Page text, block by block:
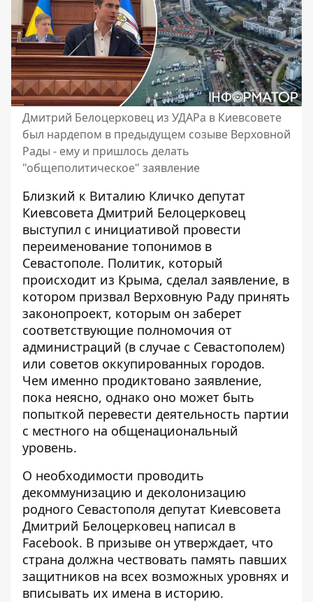
Дмитрий Белоцерковец из УДАРа в Киевсовете
был нардепом в предыдущем созыве Верховной
Рады - ему и пришлось делать
"общеполитическое" заявление
Близкий к Виталию Кличко депутат
Киевсовета Дмитрий Белоцерковец
выступил с инициативой провести
переименование топонимов в
Севастополе. Политик, который
происходит из Крыма, сделал заявление, в
котором призвал Верховную Раду принять
законопроект, которым он заберет
соответствующие полномочия от
администраций (в случае с Севастополем)
или советов оккупированных городов.
Чем именно продиктовано заявление,
пока неясно, однако оно может быть
попыткой перевести деятельность партии
с местного на общенациональный
уровень.
О необходимости проводить
декоммунизацию и деколонизацию
родного Севастополя депутат Киевсовета
Дмитрий Белоцерковец написал в
Facebook. В призыве он утверждает, что
страна должна чествовать память павших
защитников на всех возможных уровнях и
вписывать их имена в историю.